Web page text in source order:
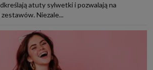
atuty sylwetki i pozwalają na
Niezale...